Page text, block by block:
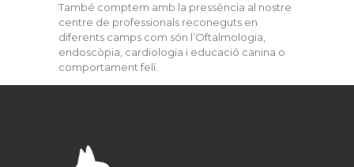
També comptem amb la pressència al nostre
centre de professionals reconeguts en
diferents camps com són l’Oftalmologia,
endoscòpia, cardiologia i educació canina o
comportament felí.